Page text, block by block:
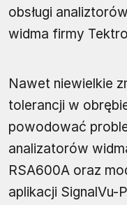
obsługi analiztorów
widma firmy
Nawet niewielkie
tolerancji w
powodować
analizatorów
RSA600A oraz
aplikacji SignalVu-